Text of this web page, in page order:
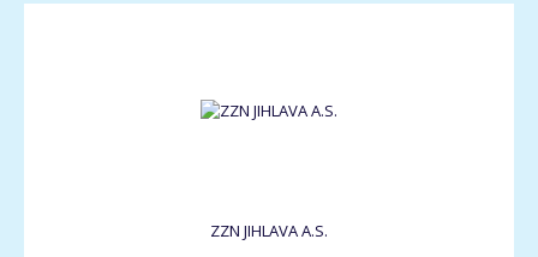
ZZN JIHLAVA A.S.